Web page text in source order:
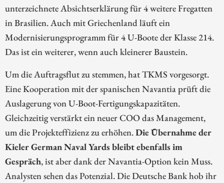
unterzeichnete Absichtserklärung für 4 weitere Fregatten
in Brasilien. Auch mit Griechenland läuft ein
Modernisierungsprogramm für 4 U-Boote der Klasse 214.
Das ist ein weiterer, wenn auch kleinerer Baustein.
Um die Auftragsflut zu stemmen, hat TKMS vorgesorgt.
Eine Kooperation mit der spanischen Navantia prüft die
Auslagerung von U-Boot-Fertigungskapazitäten.
Gleichzeitig verstärkt ein neuer COO das Management,
um die Projekteffizienz zu erhöhen.Die Übernahme der
Kieler German Naval Yards bleibt ebenfalls im
Gespräch, ist aber dank der Navantia-Option kein Muss.
Analysten sehen das Potenzial. Die Deutsche Bank hob ihr